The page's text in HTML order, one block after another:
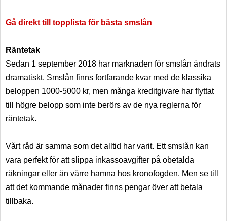
Gå direkt till topplista för bästa smslån
Räntetak
Sedan 1 september 2018 har marknaden för smslån ändrats
dramatiskt. Smslån finns fortfarande kvar med de klassika
beloppen 1000-5000 kr, men många kreditgivare har flyttat
till högre belopp som inte berörs av de nya reglerna för
räntetak.
Vårt råd är samma som det alltid har varit. Ett smslån kan
vara perfekt för att slippa inkassoavgifter på obetalda
räkningar eller än värre hamna hos kronofogden. Men se till
att det kommande månader finns pengar över att betala
tillbaka.